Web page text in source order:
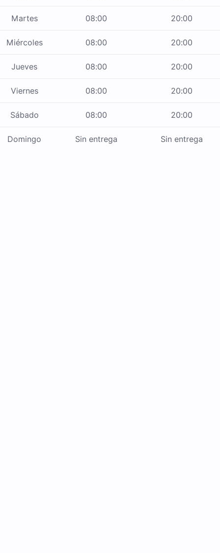
Martes 08:00 20:00
Miércoles 08:00 20:00
Jueves 08:00 20:00
Viernes 08:00 20:00
Sábado 08:00 20:00
Domingo Sin entrega Sin entrega